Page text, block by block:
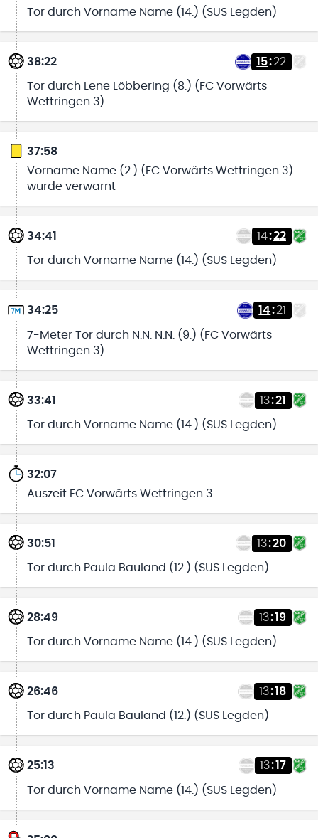
Tor durch Vorname Name (14.) (SUS Legden)
38:22 15:22
Tor durch Lene Löbbering (8.) (FC Vorwärts
Wettringen 3)
37:58
Vorname Name (2.) (FC Vorwärts Wettringen 3)
wurde verwarnt
34:41 14:22
Tor durch Vorname Name (14.) (SUS Legden)
34:25 14:21
7-Meter Tor durch N.N. N.N. (9.) (FC Vorwärts
Wettringen 3)
33:41 13:21
Tor durch Vorname Name (14.) (SUS Legden)
32:07
Auszeit FC Vorwärts Wettringen 3
30:51 13:20
Tor durch Paula Bauland (12.) (SUS Legden)
28:49 13:19
Tor durch Vorname Name (14.) (SUS Legden)
26:46 13:18
Tor durch Paula Bauland (12.) (SUS Legden)
25:13 13:17
Tor durch Vorname Name (14.) (SUS Legden)